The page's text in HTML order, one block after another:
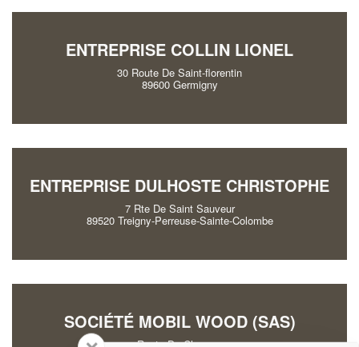
ENTREPRISE COLLIN LIONEL
30 Route De Saint-florentin
89600 Germigny
ENTREPRISE DULHOSTE CHRISTOPHE
7 Rte De Saint Sauveur
89520 Treigny-Perreuse-Sainte-Colombe
SOCIÉTÉ MOBIL WOOD (SAS)